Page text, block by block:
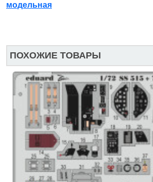
модельная
ПОХОЖИЕ ТОВАРЫ